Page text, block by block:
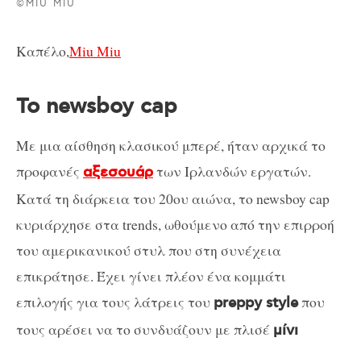
©MIU MIU
Καπέλο,Miu Miu
To newsboy cap
Με μια αίσθηση κλασικού μπερέ, ήταν αρχικά το
προφανές αξεσουάρτων Ιρλανδών εργατών.
Κατά τη διάρκεια του 20ου αιώνα, το newsboy cap
κυριάρχησε στα trends, ωθούμενο από την επιρροή
του αμερικανικού στυλ που στη συνέχεια
επικράτησε. Έχει γίνει πλέον ένα κομμάτι
επιλογής για τους λάτρεις του preppy styleπου
τους αρέσει να το συνδυάζουν με πλισέ μίνι